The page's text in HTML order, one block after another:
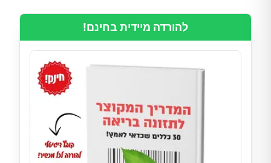
להורדה מיידית בחינם!